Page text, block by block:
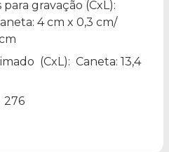
para gravação (CxL):
4 cm x 0,3 cm/
(CxL): Caneta: 13,4
276